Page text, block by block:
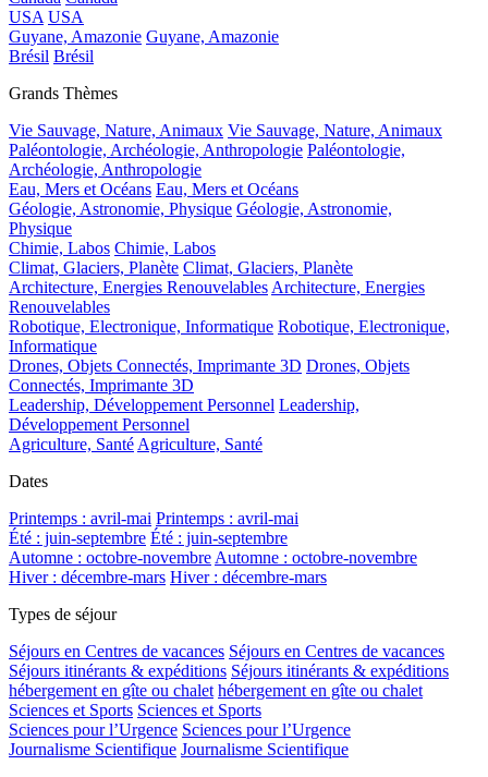
USA USA
Guyane, Amazonie Guyane, Amazonie
Brésil Brésil
Grands Thèmes
Vie Sauvage, Nature, Animaux Vie Sauvage, Nature, Animaux
Paléontologie, Archéologie, Anthropologie Paléontologie,
Archéologie, Anthropologie
Eau, Mers et Océans Eau, Mers et Océans
Géologie, Astronomie, Physique Géologie, Astronomie,
Physique
Chimie, Labos Chimie, Labos
Climat, Glaciers, Planète Climat, Glaciers, Planète
Architecture, Energies RenouvelablesArchitecture, Energies
Renouvelables
Robotique, Electronique, Informatique Robotique, Electronique,
Informatique
Drones, Objets Connectés, Imprimante 3D Drones, Objets
Connectés, Imprimante 3D
Leadership, Développement Personnel Leadership,
Développement Personnel
Agriculture, SantéAgriculture, Santé
Dates
Printemps : avril-mai Printemps : avril-mai
Été : juin-septembre Été : juin-septembre
Automne : octobre-novembreAutomne : octobre-novembre
Hiver : décembre-mars Hiver : décembre-mars
Types de séjour
Séjours en Centres de vacances Séjours en Centres de vacances
Séjours itinérants & expéditions Séjours itinérants & expéditions
hébergement en gîte ou chalet hébergement en gîte ou chalet
Sciences et Sports Sciences et Sports
Sciences pour l’Urgence Sciences pour l’Urgence
Journalisme Scientifique Journalisme Scientifique